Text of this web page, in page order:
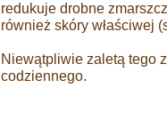
redukuje drobne
również skóry właściwej
Niewątpliwie zaletą tego
codziennego.